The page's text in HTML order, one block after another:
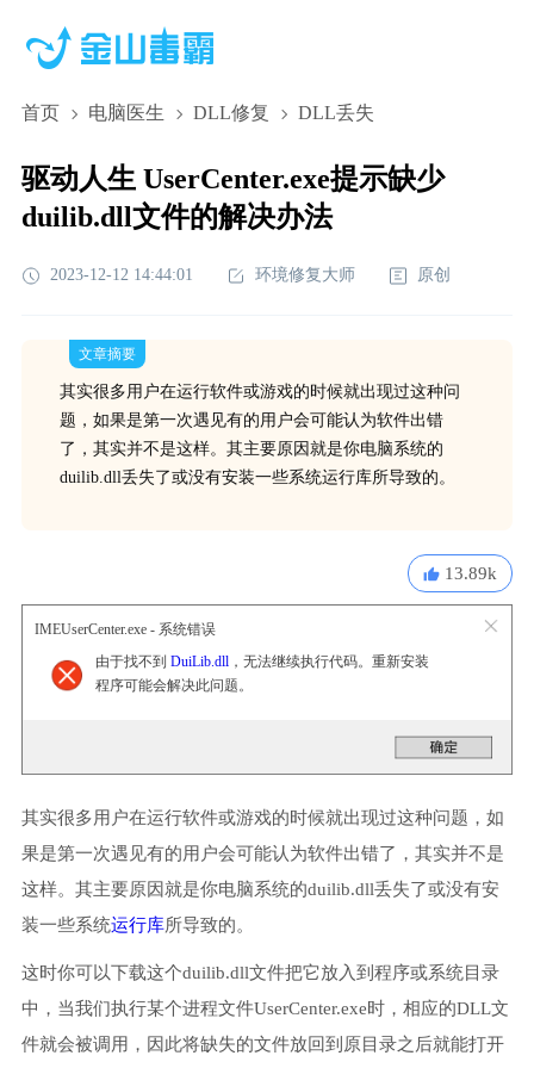
首页 电脑医生 DLL修复 DLL丢失
驱动人生 UserCenter.exe提示缺少
duilib.dll文件的解决办法
2023-12-12 14:44:01 环境修复大师 原创
文章摘要
其实很多用户在运行软件或游戏的时候就出现过这种问
题，如果是第一次遇见有的用户会可能认为软件出错
了，其实并不是这样。其主要原因就是你电脑系统的
duilib.dll丢失了或没有安装一些系统运行库所导致的。
13.89k
IMEUserCenter.exe - 系统错误
由于找不到 DuiLib.dll，无法继续执行代码。重新安装
程序可能会解决此问题。
其实很多用户在运行软件或游戏的时候就出现过这种问题，如
果是第一次遇见有的用户会可能认为软件出错了，其实并不是
这样。其主要原因就是你电脑系统的duilib.dll丢失了或没有安
装一些系统运行库所导致的。
这时你可以下载这个duilib.dll文件把它放入到程序或系统目录
中，当我们执行某个进程文件UserCenter.exe时，相应的DLL文
件就会被调用，因此将缺失的文件放回到原目录之后就能打开